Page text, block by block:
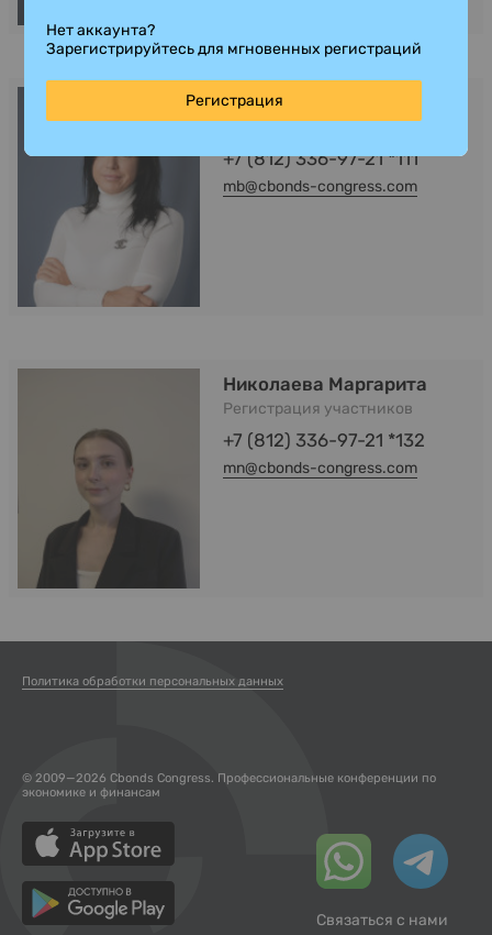
Беляева Мария
+7 (812) 336-97-21 *111
mb@cbonds-congress.com
Николаева Маргарита
Регистрация участников
+7 (812) 336-97-21 *132
mn@cbonds-congress.com
Нет аккаунта?
Зарегистрируйтесь для мгновенных регистраций
Регистрация
Политика обработки персональных данных
© 2009—2026 Cbonds Congress. Профессиональные конференции по
экономике и финансам
Связаться с нами